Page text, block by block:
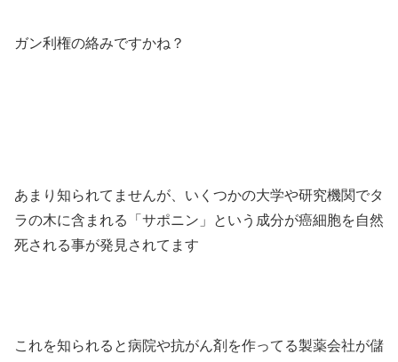
ガン利権の絡みですかね？
あまり知られてませんが、いくつかの大学や研究機関でタ
ラの木に含まれる「サポニン」という成分が癌細胞を自然
死される事が発見されてます
これを知られると病院や抗がん剤を作ってる製薬会社が儲